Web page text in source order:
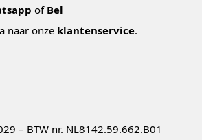
of Bel
naar onze klantenservice.
– BTW nr. NL8142.59.662.B01